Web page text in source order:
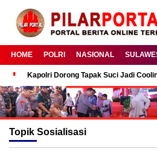
HOME POLRI NASIONAL
Kapolri Dorong Tapak Suci Jadi
Topik Sosialisasi